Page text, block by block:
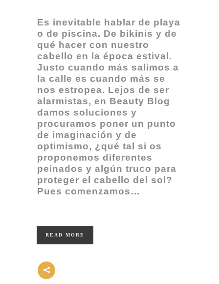
Es inevitable hablar de playa
o de piscina. De bikinis y de
qué hacer con nuestro
cabello en la época estival.
Justo cuando más salimos a
la calle es cuando más se
nos estropea. Lejos de ser
alarmistas, en Beauty Blog
damos soluciones y
procuramos poner un punto
de imaginación y de
optimismo, ¿qué tal si os
proponemos diferentes
peinados y algún truco para
proteger el cabello del sol?
Pues comenzamos…
READ MORE